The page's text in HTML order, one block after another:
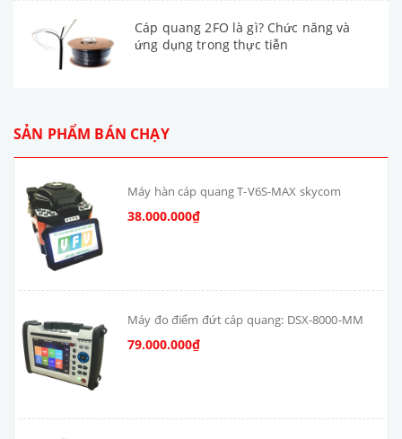
Cáp quang 2FO là gì? Chức năng và
ứng dụng trong thực tiễn
SẢN PHẨM BÁN CHẠY
Máy hàn cáp quang T-V6S-MAX skycom
38.000.000₫
Máy đo điểm đứt cáp quang: DSX-8000-MM
79.000.000₫